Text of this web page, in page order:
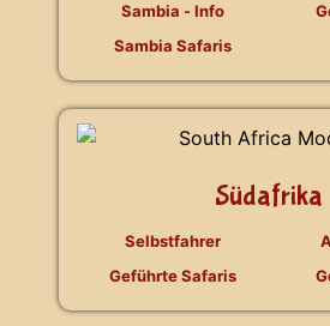
Sambia - Info
Sambia Safaris
Südafrika
Selbstfahrer
Geführte Safaris